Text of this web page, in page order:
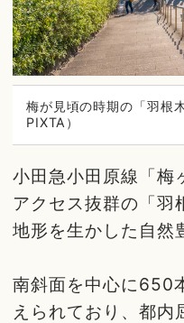
梅が見頃の時期の「羽根
PIXTA）
小田急小田原線「梅
アクセス抜群の「羽
地形を生かした自然
南斜面を中心に650
えられており、都内